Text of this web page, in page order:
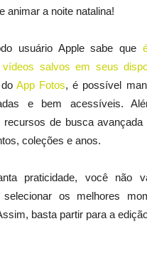
animar a noite natalina!
usuário Apple sabe que
salvos em seus
App Fotos, é possível
e bem acessíveis.
recursos de busca avançada
coleções e anos.
praticidade, você não
selecionar os melhores
basta partir para a